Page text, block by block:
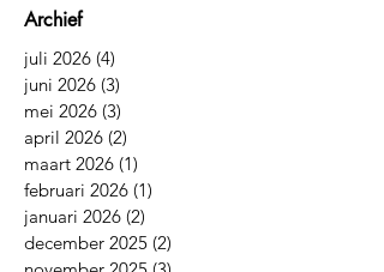
Archief
juli 2026 (4)4 posts
juni 2026 (3)3 posts
mei 2026 (3) 3 posts
april 2026 (2) 2 posts
maart 2026
(1)1 post
februari 2026 (1) 1 post
januari 2026 (2)2 posts